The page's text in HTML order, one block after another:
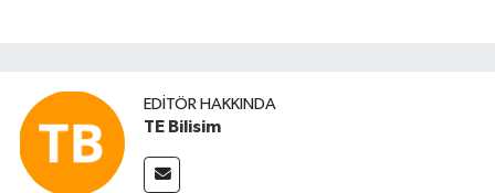
EDITÖR HAKKINDA
TE Bilisim